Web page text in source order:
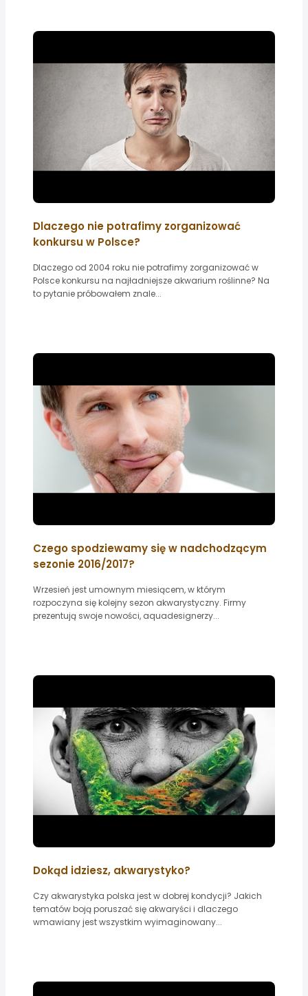
Dlaczego nie potrafimy zorganizować
konkursu w Polsce?
Dlaczego od 2004 roku nie potrafimy zorganizować w
Polsce konkursu na najładniejsze akwarium roślinne? Na
to pytanie próbowałem znale...
Czego spodziewamy się w nadchodzącym
sezonie 2016/2017?
Wrzesień jest umownym miesiącem, w którym
rozpoczyna się kolejny sezon akwarystyczny. Firmy
prezentują swoje nowości, aquadesignerzy...
Dokąd idziesz, akwarystyko?
Czy akwarystyka polska jest w dobrej kondycji? Jakich
tematów boją poruszać się akwaryści i dlaczego
wmawiany jest wszystkim wyimaginowany...